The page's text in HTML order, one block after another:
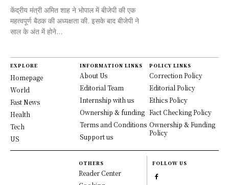
केंद्रीय मंत्री अमित शाह ने भोपाल में बीजेपी की एक
महत्वपूर्ण बैठक की अध्यक्षता की. इसके बाद बीजेपी ने
साल के अंत में होने...
EXPLORE
Homepage
World
Fast News
Health
Tech
US
INFORMATION LINKS
About Us
Editorial Team
Internship with us
Ownership & funding
Terms and Conditions
Support us
POLICY LINKS
Correction Policy
Editorial Policy
Ethics Policy
Fact Checking Policy
Ownership & Funding
Policy
OTHERS
Reader Center
FOLLOW US